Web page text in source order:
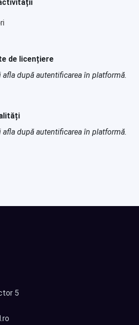
de licențiere
afla după autentificarea în platformă.
afla după autentificarea în platformă.
5